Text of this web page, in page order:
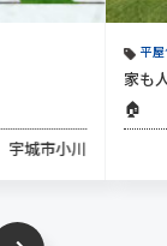
宇城市小川
平
家も
🏠